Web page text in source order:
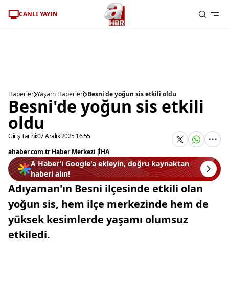
CANLI YAYIN
Haberler Yaşam Haberleri Besni'de yoğun sis etkili oldu
Besni'de yoğun sis etkili
oldu
Giriş Tarihi:07 Aralık 2025 16:55
ahaber.com.tr Haber Merkezi |İHA
A Haber’i Google'a ekleyin, doğru kaynaktan
haberi alın!
Adıyaman'ın Besni ilçesinde etkili olan
yoğun sis, hem ilçe merkezinde hem de
yüksek kesimlerde yaşamı olumsuz
etkiledi.